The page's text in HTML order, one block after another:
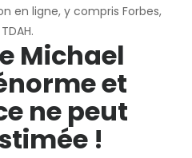
en ligne, y compris Forbes,
Michael
et
ne peut
!